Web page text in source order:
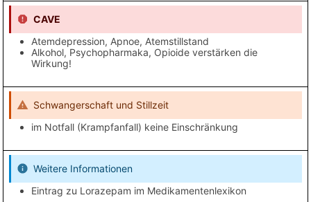
CAVE
Atemdepression, Apnoe, Atemstillstand
Alkohol, Psychopharmaka, Opioide verstärken die
Wirkung!
Schwangerschaft und Stillzeit
im Notfall (Krampfanfall) keine Einschränkung
Weitere Informationen
Eintrag zu Lorazepam im Medikamentenlexikon